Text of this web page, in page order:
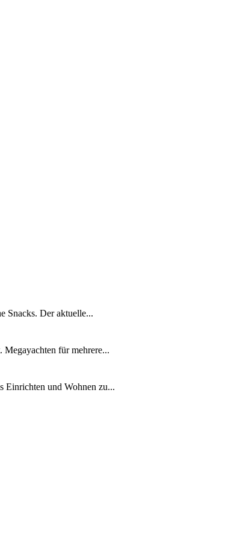
Snacks. Der aktuelle...
für mehrere...
Einrichten und Wohnen zu...